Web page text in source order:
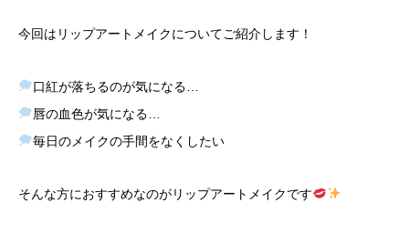
今回はリップアートメイクについてご紹介します！
口紅が落ちるのが気になる…
唇の血色が気になる…
毎日のメイクの手間をなくしたい
そんな方におすすめなのがリップアートメイクです